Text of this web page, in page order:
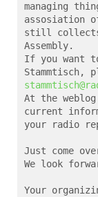
managing
assosiation
still collects
Assembly.
If you want
At the weblog
current
your radio
Just come
We look
Your